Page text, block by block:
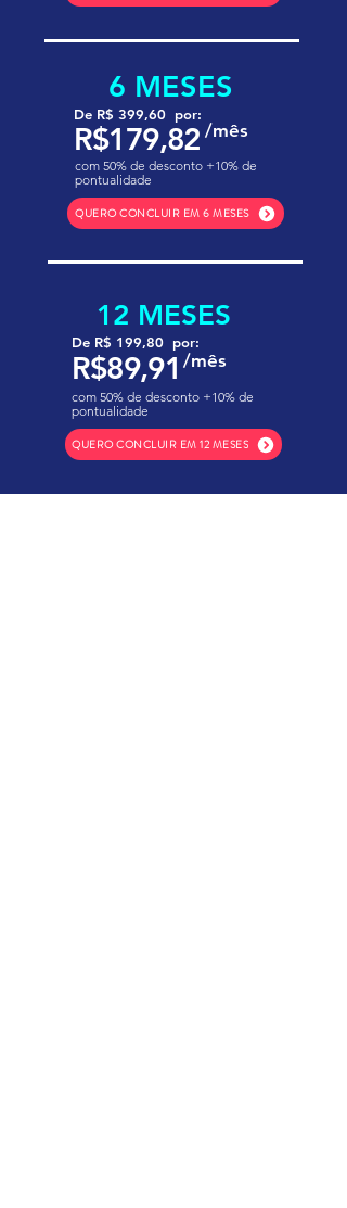
6 MESES
De R$ 399,60 por:
R$179,82 /mês
com 50% de desconto +10% de
pontualidade
QUERO CONCLUIR EM 6 MESES
12 MESES
De R$ 199,80 por:
R$89,91 /mês
com 50% de desconto +10% de
pontualidade
QUERO CONCLUIR EM 12 MESES